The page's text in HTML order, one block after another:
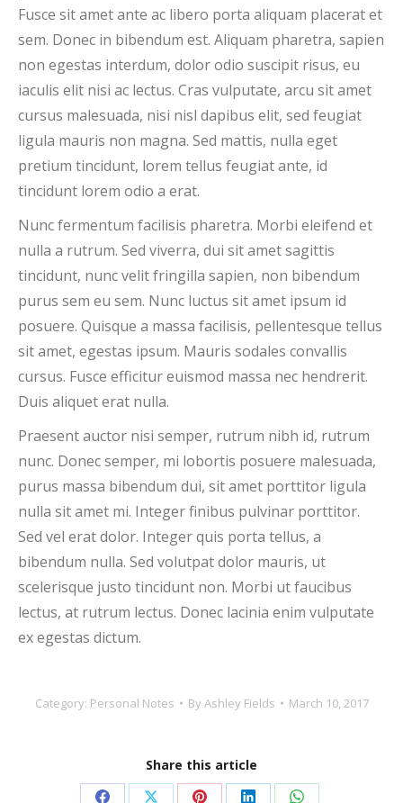
Fusce sit amet ante ac libero porta aliquam placerat et
sem. Donec in bibendum est. Aliquam pharetra, sapien
non egestas interdum, dolor odio suscipit risus, eu
iaculis elit nisi ac lectus. Cras vulputate, arcu sit amet
cursus malesuada, nisi nisl dapibus elit, sed feugiat
ligula mauris non magna. Sed mattis, nulla eget
pretium tincidunt, lorem tellus feugiat ante, id
tincidunt lorem odio a erat.
Nunc fermentum facilisis pharetra. Morbi eleifend et
nulla a rutrum. Sed viverra, dui sit amet sagittis
tincidunt, nunc velit fringilla sapien, non bibendum
purus sem eu sem. Nunc luctus sit amet ipsum id
posuere. Quisque a massa facilisis, pellentesque tellus
sit amet, egestas ipsum. Mauris sodales convallis
cursus. Fusce efficitur euismod massa nec hendrerit.
Duis aliquet erat nulla.
Praesent auctor nisi semper, rutrum nibh id, rutrum
nunc. Donec semper, mi lobortis posuere malesuada,
purus massa bibendum dui, sit amet porttitor ligula
nulla sit amet mi. Integer finibus pulvinar porttitor.
Sed vel erat dolor. Integer quis porta tellus, a
bibendum nulla. Sed volutpat dolor mauris, ut
scelerisque justo tincidunt non. Morbi ut faucibus
lectus, at rutrum lectus. Donec lacinia enim vulputate
ex egestas dictum.
Category: Personal Notes By Ashley Fields March 10, 2017
Share this article